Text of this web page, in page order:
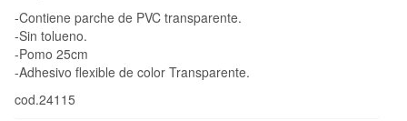
-Contiene parche de PVC transparente.
-Sin tolueno.
-Pomo 25cm
-Adhesivo flexible de color Transparente.
cod.24115